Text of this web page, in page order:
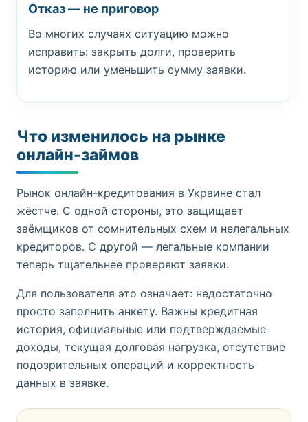
Отказ — не приговор
Во многих случаях ситуацию можно
исправить: закрыть долги, проверить
историю или уменьшить сумму заявки.
Что изменилось на рынке
онлайн-займов
Рынок онлайн-кредитования в Украине стал
жёстче. С одной стороны, это защищает
заёмщиков от сомнительных схем и нелегальных
кредиторов. С другой — легальные компании
теперь тщательнее проверяют заявки.
Для пользователя это означает: недостаточно
просто заполнить анкету. Важны кредитная
история, официальные или подтверждаемые
доходы, текущая долговая нагрузка, отсутствие
подозрительных операций и корректность
данных в заявке.